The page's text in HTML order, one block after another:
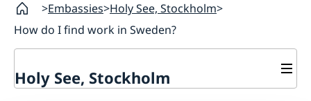
Embassies Holy See, Stockholm
How do I find work in Sweden?
Holy See, Stockholm